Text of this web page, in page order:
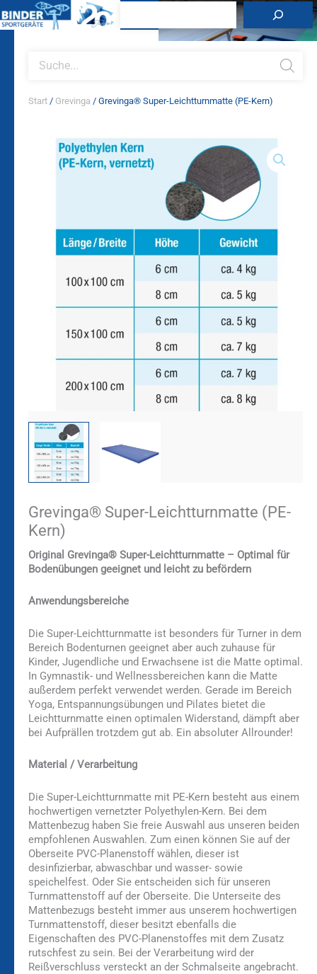
Inhalt
search
Start / Grevinga / Grevinga® Super-Leichtturnmatte (PE-Kern)
Grevinga® Super-Leichtturnmatte (PE-
Kern)
Original Grevinga® Super-Leichtturnmatte – Optimal für
Bodenübungen geeignet und leicht zu befördern
Anwendungsbereiche
Die Super-Leichtturnmatte ist besonders für Turner in dem
Bereich Bodenturnen geeignet aber auch zuhause für
Kinder, Jugendliche und Erwachsene ist die Matte optimal.
In Gymnastik- und Wellnessbereichen kann die Matte
außerdem perfekt verwendet werden. Gerade im Bereich
Yoga, Entspannungsübungen und Pilates bietet die
Leichtturnmatte einen optimalen Widerstand, dämpft aber
bei Aufprällen trotzdem gut ab. Ein absoluter Allrounder!
Material / Verarbeitung
Die Super-Leichtturnmatte mit PE-Kern besteht aus einem
hochwertigen vernetzter Polyethylen-Kern. Bei dem
Mattenbezug haben Sie freie Auswahl aus unseren beiden
empfohlenen Auswahlen. Zum einen können Sie auf der
Oberseite PVC-Planenstoff wählen, dieser ist
desinfizierbar, abwaschbar und wasser- sowie
speichelfest. Oder Sie entscheiden sich für unseren
Turnmattenstoff auf der Oberseite. Die Unterseite des
Mattenbezugs besteht immer aus unserem hochwertigen
Turnmattenstoff, dieser besitzt ebenfalls die
Eigenschaften des PVC-Planenstoffes mit dem Zusatz
rutschfest zu sein. Bei der Verarbeitung wird der
Reißverschluss versteckt an der Schmalseite angebracht.
Grevinga®
Leichtturnmatte